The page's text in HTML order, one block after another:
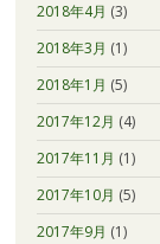
2018年4月 (3)
2018年3月 (1)
2018年1月 (5)
2017年12月 (4)
2017年11月 (1)
2017年10月 (5)
2017年9月 (1)